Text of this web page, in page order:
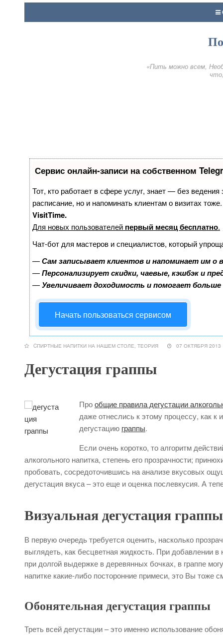
«Пить можно всем,
Сервис онлайн-записи на собственном
Тот, кто работает в сфере услуг, знает — без
расписание, но и напоминать клиентам о визитах
VisitTime.
Для новых пользователей первый месяц бесплатно.
Чат-бот для мастеров и специалистов, который
—Сам записывает клиентов и напоминает им о
—Персонализирует скидки, чаевые, кэшбэк и
—Увеличивает доходимость и помогает
Начать пользоваться сервисом
CПИРТНЫЕ НАПИТКИ НА НАШЕМ СТОЛЕ, ТЕОРИЯ 07 ОКТЯБРЯ
Дегустация граппы
Прообщие правила дегустации
даже отнеслись к этому процессу, как к
дегустацию граппы.
Если очень коротко, то алгоритм
алкогольного напитка, степень его прозрачности;
пробовать, сосредоточившись на анализе вкусовых
дегустация вкуса – это еще и оценка послевкусия. А
Визуальная дегустация граппы
В первую очередь требуется оценить, насколько
выглядеть, как бесцветная жидкость. При добавлении
при долгой выдержке в деревянных бочках, в граппе
напитке какие-либо посторонние примеси, это Вы тоже
Обонятельная дегустация граппы
Треть всей дегустации – это именно использование